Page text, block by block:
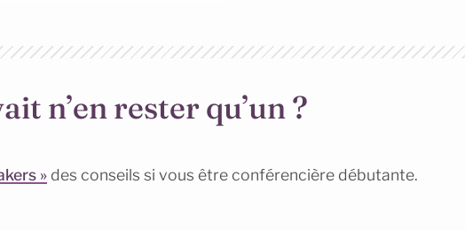
n’en rester qu’un ?
» des conseils si vous être conférencière débutante.